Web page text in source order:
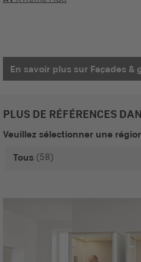
En savoir plus sur Façades &
PLUS DE RÉFÉRENCES
Veuillez sélectionner une
Tous (58)